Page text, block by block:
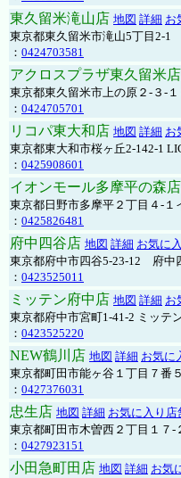
東久留米滝山店 地図 詳細 お
東京都東久留米市滝山5丁目2-1
： 0424703581
アクロスプラザ東久留米店
東京都東久留米市上の原２-３-１
： 0424705701
リコパ東大和店 地図 詳細 お
東京都東大和市桜ヶ丘2-142-1
： 0425908601
イオンモール多摩平の森店
東京都日野市多摩平２丁目４-
： 0425826481
府中四谷店 地図 詳細 お気に
東京都府中市四谷5-23-12 府中
： 0423525011
ミッテン府中店 地図 詳細 お
東京都府中市宮町1-41-2 ミッテ
： 0423525220
NEW鶴川店 地図 詳細 お気に
東京都町田市能ヶ谷１丁目７
： 0427376031
忠生店 地図 詳細 お気に入り店
東京都町田市木曽西２丁目１７-
： 0427923151
小田急町田店 地図 詳細 お気